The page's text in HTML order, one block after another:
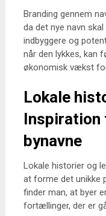
Branding gennem
da det nye navn
indbyggere og
når den lykkes, kan
økonomisk vækst
Lokale
bynavne
Lokale historier og
at forme det unikke
finder man, at byer
fortællinger, der er